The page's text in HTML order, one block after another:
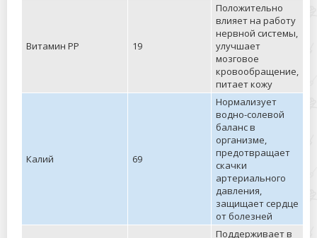
Витамин РР 19
Положительно
влияет на работу
нервной системы,
улучшает
мозговое
кровообращение,
питает кожу
Калий 69
Нормализует
водно-солевой
баланс в
организме,
предотвращает
скачки
артериального
давления,
защищает сердце
от болезней
Поддерживает в